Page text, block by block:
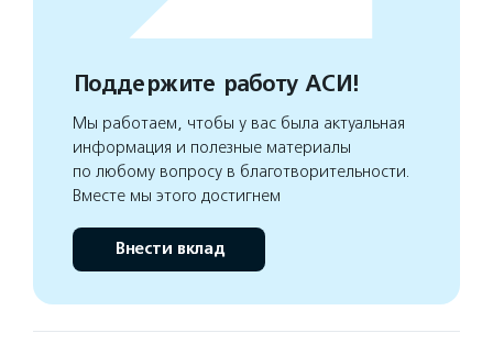
Поддержите работу АСИ!
Мы работаем, чтобы у вас была актуальная
информация и полезные материалы
по любому вопросу в благотворительности.
Вместе мы этого достигнем
Внести вклад